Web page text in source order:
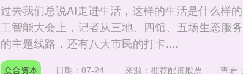
过去我们总说AI走进生活，这样的生活是什么样
工智能大会上，记者从三地、四馆、五场生态服
的主题线路，还有八大市民的打卡....
众合资本 日期：07-24 来源：推荐配资股票 查看：